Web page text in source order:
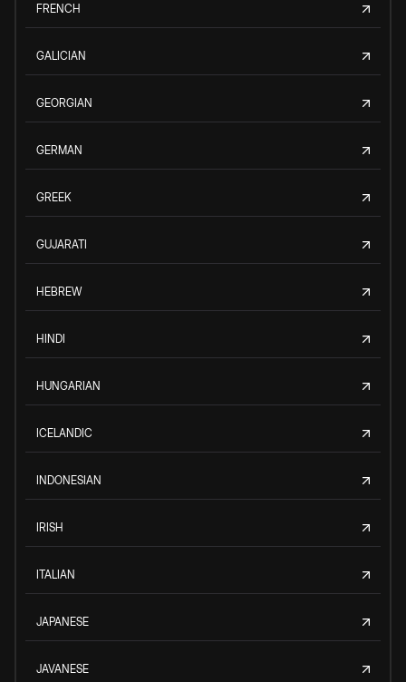
FRENCH
GALICIAN
GEORGIAN
GERMAN
GREEK
GUJARATI
HEBREW
HINDI
HUNGARIAN
ICELANDIC
INDONESIAN
IRISH
ITALIAN
JAPANESE
JAVANESE